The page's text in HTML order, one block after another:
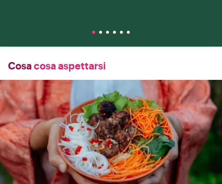
Cosa cosa aspettarsi